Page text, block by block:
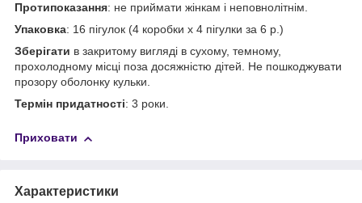
Протипоказання: не приймати жінкам і неповнолітнім.
Упаковка: 16 пігулок (4 коробки х 4 пігулки за 6 р.)
Зберігати в закритому вигляді в сухому, темному,
прохолодному місці поза досяжністю дітей. Не пошкоджувати
прозору оболонку кульки.
Термін придатності: 3 роки.
Приховати
Характеристики